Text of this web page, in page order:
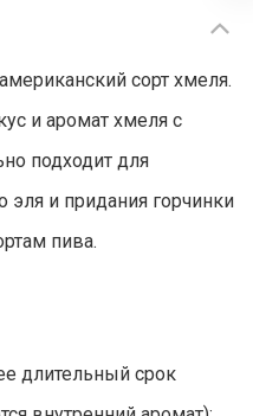
сорт хмеля.
и аромат хмеля с
подходит для
эля и придания горчинки
пива.
длительный срок